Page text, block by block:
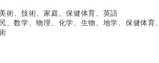
術、技術、家庭、保健体育、英語
、数学、物理、化学、生物、地学、保健体